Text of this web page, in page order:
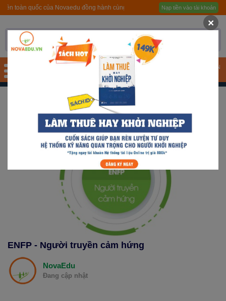
Trang chủ
Giới thiệu
Quy trình hướng nghiệp
Tài liệu
Nhóm ngành nghề
Gương sáng học sinh -
Xu hướng ngành nghề
Hỗ trợ
toàn quốc của Novaedu đồng hành cùng Bộ GD&ĐT Nạp tiền vào tài khoản
TÀI KHOẢN
GIỚI THIỆU CÁC "KIỂU NGƯỜI"
ENFP - NGƯỜI TRUYỀN CẢM HỨNG
ENFP - Người truyền cảm hứng
NovaEdu
Đang cập nhật
×